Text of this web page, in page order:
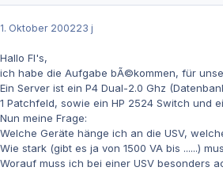
1. Oktober 200223 j
Hallo FI's,
ich habe die Aufgabe bÃ©kommen, für
Ein Server ist ein P4 Dual-2.0 Ghz
1 Patchfeld, sowie ein HP 2524 Switch und
Nun meine Frage:
Welche Geräte hänge ich an die USV,
Wie stark (gibt es ja von 1500 VA bis ......)
Worauf muss ich bei einer USV besonders